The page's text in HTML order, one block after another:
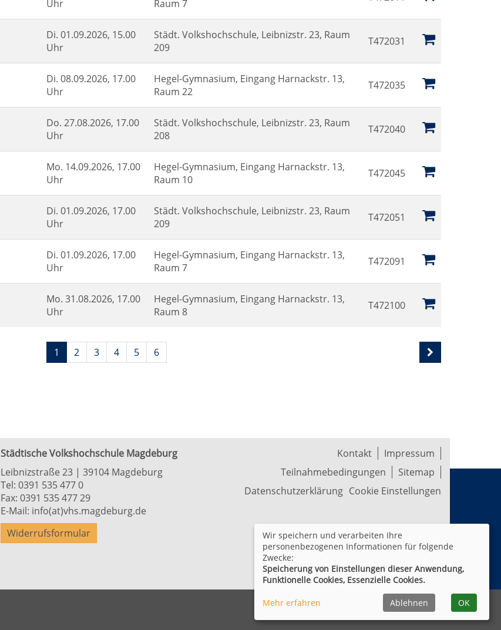
Uhr
Raum 7
Di. 01.09.2026, 15.00
Uhr
Städt. Volkshochschule, Leibnizstr. 23, Raum
209
T472031
Di. 08.09.2026, 17.00
Uhr
Hegel-Gymnasium, Eingang Harnackstr. 13,
Raum 22
T472035
Do. 27.08.2026, 17.00
Uhr
Städt. Volkshochschule, Leibnizstr. 23, Raum
208
T472040
Mo. 14.09.2026, 17.00
Uhr
Hegel-Gymnasium, Eingang Harnackstr. 13,
Raum 10
T472045
Di. 01.09.2026, 17.00
Uhr
Städt. Volkshochschule, Leibnizstr. 23, Raum
209
T472051
Di. 01.09.2026, 17.00
Uhr
Hegel-Gymnasium, Eingang Harnackstr. 13,
Raum 7
T472091
Mo. 31.08.2026, 17.00
Uhr
Hegel-Gymnasium, Eingang Harnackstr. 13,
Raum 8
T472100
Seiten
blättern
1 2 3 4 5 6
Städtische Volkshochschule Magdeburg
Leibnizstraße 23 | 39104 Magdeburg
Tel: 0391 535 477 0
Fax: 0391 535 477 29
E-Mail: info(at)vhs.magdeburg.de
Widerrufsformular
Kontakt
Impressum
Teilnahmebedingungen
Sitemap
Datenschutzerklärung Cookie Einstellungen
Wir speichern und verarbeiten Ihre
personenbezogenen Informationen für folgende
Zwecke:
Speicherung von Einstellungen dieser Anwendung,
Funktionelle Cookies, Essenzielle Cookies.
Mehr erfahren Ablehnen OK